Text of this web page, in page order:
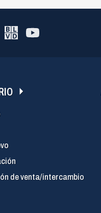
de venta/intercambio